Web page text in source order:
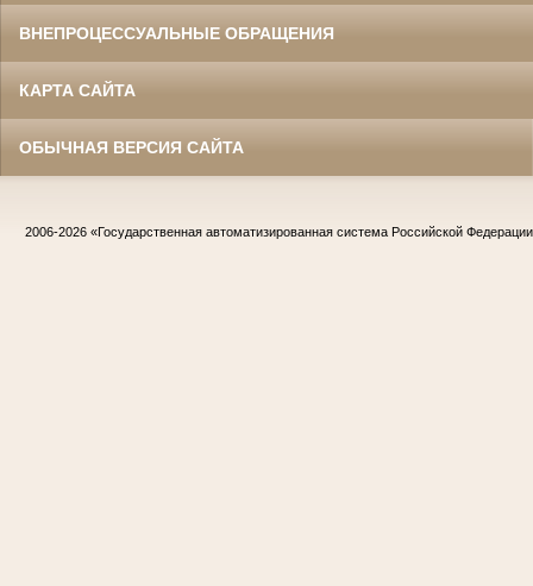
ВНЕПРОЦЕССУАЛЬНЫЕ ОБРАЩЕНИЯ
КАРТА САЙТА
ОБЫЧНАЯ ВЕРСИЯ САЙТА
2006-2026 «Государственная автоматизированная система Российской